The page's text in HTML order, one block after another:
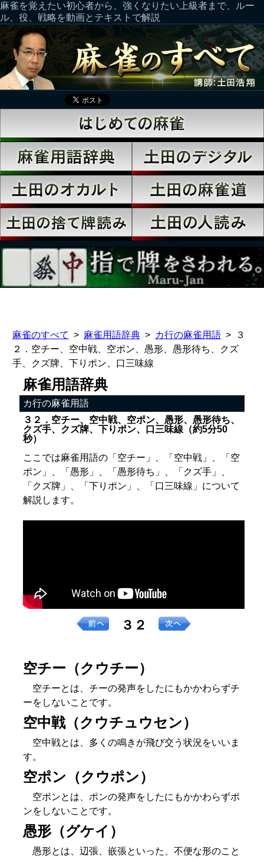
麻雀を覚えたい初心者から、強くなりたい上級者まで、ルー
ル、役、戦略を動画とテキストで解説
麻雀のすべて 麻雀用語辞典 カ行の麻雀用語
３
２．空チー、空中戦、空ポン、愚形、愚形待ち、クズ
手、クズ牌、下りポン、口三味線
麻雀用語辞典
カ行の麻雀用語
３２．空チー、空中戦、空ポン、愚形、愚形待ち、
クズ手、クズ牌、下りポン、口三味線（約5分50
秒）
ここでは麻雀用語の「空チー」、「空中戦」、「空
ポン」、「愚形」、「愚形待ち」、「クズ手」、
「クズ牌」、「下りポン」、「口三味線」について
解説します。
３２
空チー（クウチー）
空チーとは、チーの発声をしたにもかかわらずチ
ーをしないことです。
空中戦（クウチュウセン）
空中戦とは、多くの鳴きが飛び交う状況をいいま
す。
空ポン（クウポン）
空ポンとは、ポンの発声をしたにもかかわらずポ
ンをしないことです。
愚形（グケイ）
愚形とは、辺張、嵌張といった、不便な形のこと